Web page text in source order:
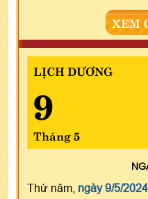
XEM
LỊCH DƯƠNG
9
Tháng 5
Thứ năm, ngày 9/5/2024